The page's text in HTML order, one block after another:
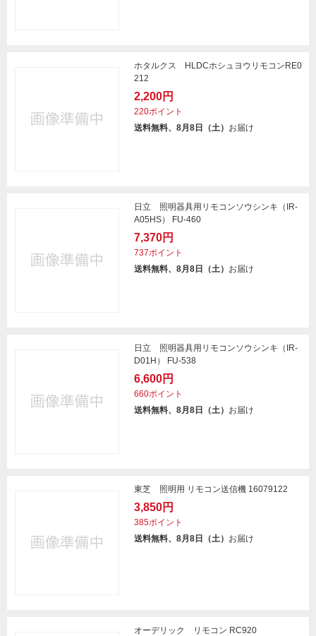
ホタルクス HLDCホシュヨウリモコンRE0
212
2,200円
220ポイント
送料無料、8月8日（土） お届け
日立 照明器具用リモコンソウシンキ（IR-
A05HS） FU-460
7,370円
737ポイント
送料無料、8月8日（土） お届け
日立 照明器具用リモコンソウシンキ（IR-
D01H） FU-538
6,600円
660ポイント
送料無料、8月8日（土） お届け
東芝 照明用 リモコン送信機 16079122
3,850円
385ポイント
送料無料、8月8日（土） お届け
オーデリック リモコン RC920